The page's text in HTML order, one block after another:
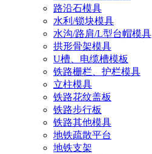
路沿石模具
水利/锁块模具
水沟/路肩/L型台帽模具
拱形骨架模具
U槽、电缆槽模板
铁路栅栏、护栏模具
立柱模具
铁路花纹盖板
铁路步行板
铁路其他模具
地铁疏散平台
地铁支架